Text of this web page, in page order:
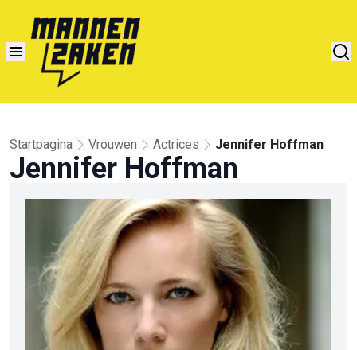
Startpagina Vrouwen Actrices Jennifer Hoffman
Jennifer Hoffman